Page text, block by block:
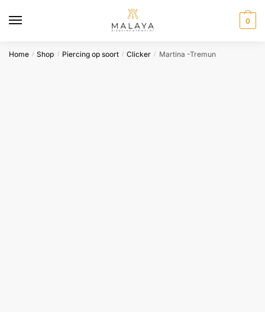
0
Home / Shop / Piercing op soort / Clicker / Martina -Tremun